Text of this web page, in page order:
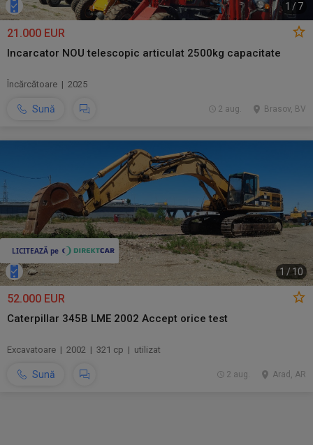
1 / 7
21.000 EUR
Incarcator NOU telescopic articulat 2500kg capacitate
Încărcătoare | 2025
Sună Brasov, BV
2 aug.
1 /10
52.000 EUR
Caterpillar 345B LME 2002 Accept orice test
Excavatoare | 2002 | 321 cp | utilizat
Sună Arad, AR
2 aug.